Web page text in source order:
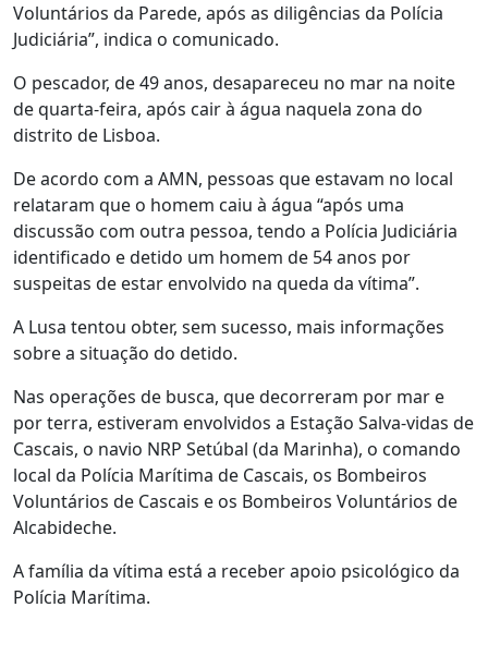
Voluntários da Parede, após as diligências da Polícia
Judiciária”, indica o comunicado.
O pescador, de 49 anos, desapareceu no mar na noite
de quarta-feira, após cair à água naquela zona do
distrito de Lisboa.
De acordo com a AMN, pessoas que estavam no local
relataram que o homem caiu à água “após uma
discussão com outra pessoa, tendo a Polícia Judiciária
identificado e detido um homem de 54 anos por
suspeitas de estar envolvido na queda da vítima”.
A Lusa tentou obter, sem sucesso, mais informações
sobre a situação do detido.
Nas operações de busca, que decorreram por mar e
por terra, estiveram envolvidos a Estação Salva-vidas de
Cascais, o navio NRP Setúbal (da Marinha), o comando
local da Polícia Marítima de Cascais, os Bombeiros
Voluntários de Cascais e os Bombeiros Voluntários de
Alcabideche.
A família da vítima está a receber apoio psicológico da
Polícia Marítima.